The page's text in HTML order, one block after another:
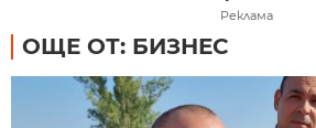
Реклама
ОЩЕ ОТ: БИЗНЕС